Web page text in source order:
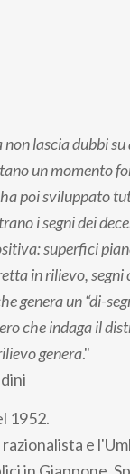
lascia dubbi
un momento
poi sviluppato
i segni dei
superfici
in rilievo, segni
genera un “di-
che indaga il
genera."
1952.
e